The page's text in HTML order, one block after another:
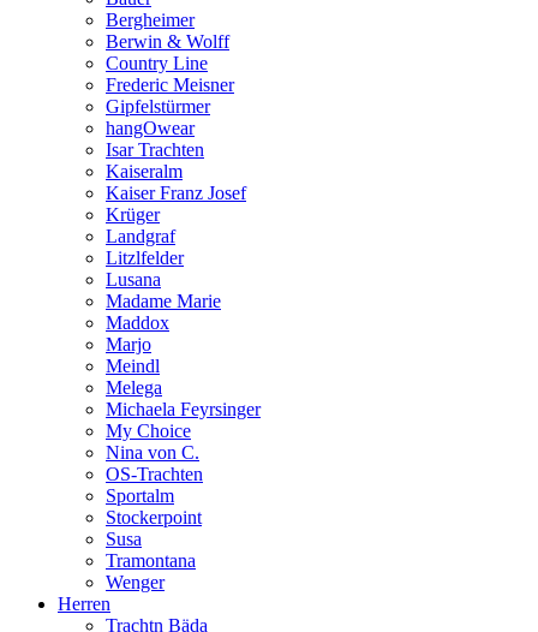
Bergheimer
Berwin & Wolff
Country Line
Frederic Meisner
Gipfelstürmer
hangOwear
Isar Trachten
Kaiseralm
Kaiser Franz Josef
Krüger
Landgraf
Litzlfelder
Lusana
Madame Marie
Maddox
Marjo
Meindl
Melega
Michaela Feyrsinger
My Choice
Nina von C.
OS-Trachten
Sportalm
Stockerpoint
Susa
Tramontana
Wenger
Herren
Trachtn Bäda